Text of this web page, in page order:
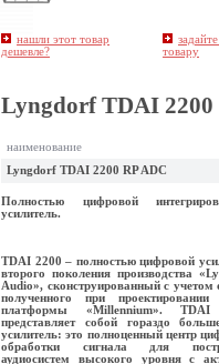
нашли этот товар
дешевле?
товару
Lyngdorf TDAI 2200
наименование
Lyngdorf TDAI 2200 RP ADC
Полностью цифровой
усилитель.
TDAI 2200 – полностью цифровой
второго поколения производства
Audio», сконструированный с учетом
полученного при проектировании
платформы «Millennium».
представляет собой гораздо
усилитель: это полноценный центр
обработки сигнала для
аудиосистем высокого уровня с